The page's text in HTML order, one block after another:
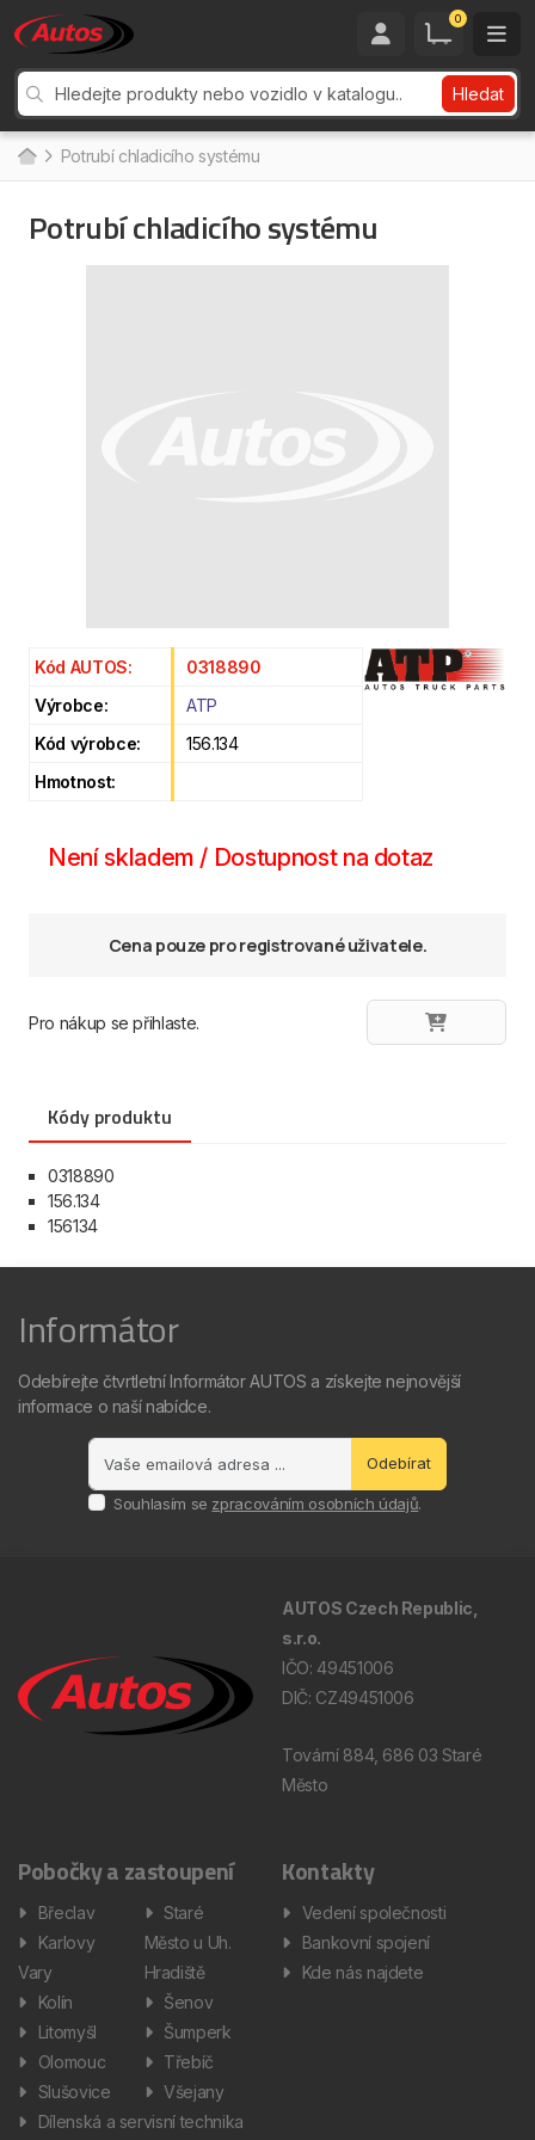
0
Hledat
Potrubí chladicího systému
Potrubí chladicího systému
Kód AUTOS:
0318890
Výrobce:
ATP
Kód výrobce:
156.134
Hmotnost:
Není skladem / Dostupnost na dotaz
Cena pouze pro registrované uživatele.
Pro nákup se přihlaste.
Kódy produktu
0318890
156.134
156134
Informátor
Odebírejte čtvrtletní Informátor AUTOS a získejte nejnovější
informace o naší nabídce.
Odebírat
Souhlasím se zpracováním osobních údajů.
AUTOS Czech Republic,
s.r.o.
IČO: 49451006
DIČ: CZ49451006
Tovární 884, 686 03 Staré
Město
Pobočky a zastoupení
Břeclav
Karlovy
Vary
Kolín
Litomyšl
Olomouc
Slušovice
Staré
Město u Uh.
Hradiště
Šenov
Šumperk
Třebíč
Všejany
Dílenská a servisní technika
Kontakty
Vedení společnosti
Bankovní spojení
Kde nás najdete